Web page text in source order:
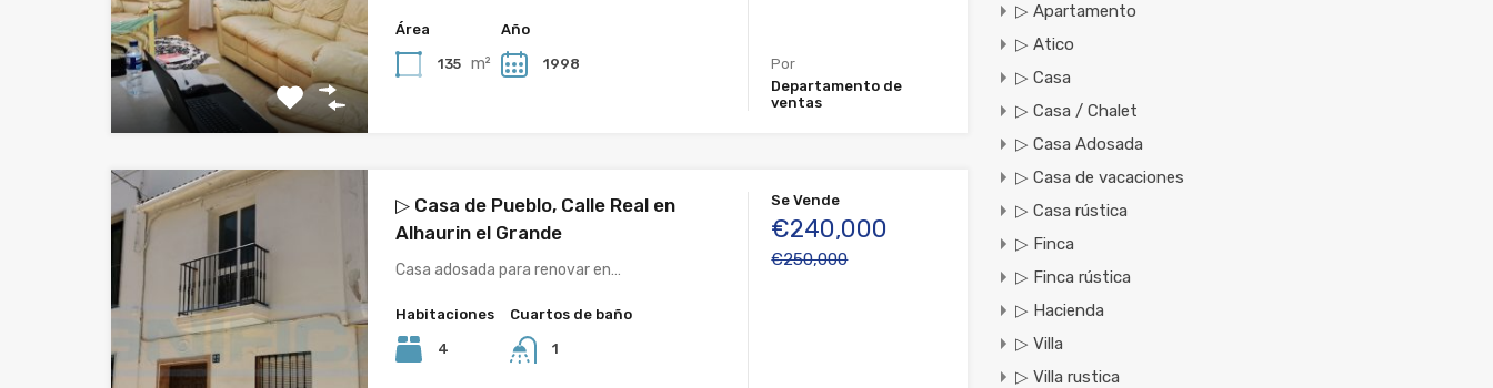
Área
135 m²
Año
1998
Por
Departamento de
ventas
▷ Casa de Pueblo, Calle Real en
Alhaurin el Grande
Casa adosada para renovar en…
Habitaciones
4
Cuartos de baño
1
Se Vende
€240,000
€250,000
▷ Apartamento
▷ Atico
▷ Casa
▷ Casa / Chalet
▷ Casa Adosada
▷ Casa de vacaciones
▷ Casa rústica
▷ Finca
▷ Finca rústica
▷ Hacienda
▷ Villa
▷ Villa rustica